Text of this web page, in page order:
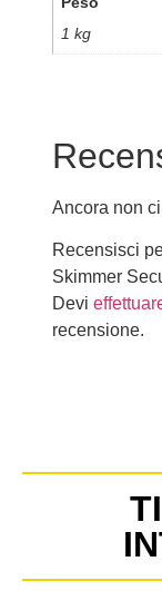
1 kg
Ancora non
Recensisci
Skimmer
Devi
recensione.